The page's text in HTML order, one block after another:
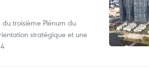
troisième Plénum du
stratégique et une